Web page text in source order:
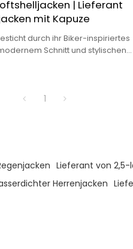
| Lieferant
mit Kapuze
durch ihr Biker-inspiriertes
Schnitt und stylischen
1
Lieferant von 2,5-
Herrenjacken